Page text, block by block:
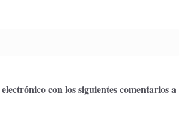
con los siguientes comentarios a